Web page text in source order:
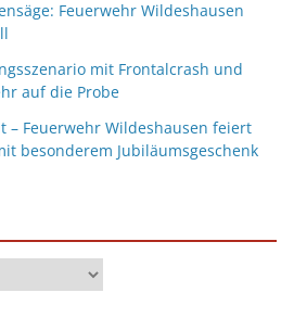
Feuerwehr Wildeshausen
mit Frontalcrash und
auf die Probe
– Feuerwehr Wildeshausen feiert
besonderem Jubiläumsgeschenk